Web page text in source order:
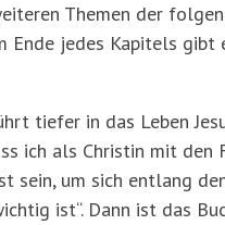
Themen der
jedes Kapitels gibt
tiefer in das Leben
ich als Christin mit
sein, um sich entlang
ist“. Dann ist das